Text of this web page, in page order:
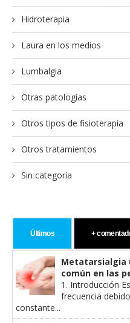
Hidroterapia
Laura en los medios
Lumbalgia
Otras patologías
Otros tipos de fisioterapia
Otros tratamientos
Sin categoría
Últimos +
Metatarsialgia
común en las
1. Introducción
frecuencia
constante...